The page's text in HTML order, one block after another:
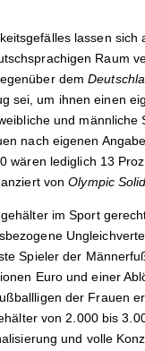
lassen
Raum
dem
sei, um ihnen einen
und
nach eigenen
wären lediglich 13
vonOlympic
im Sport
Spieler der
Euro und einer
der Frauen
von 2.000 bis
und volle